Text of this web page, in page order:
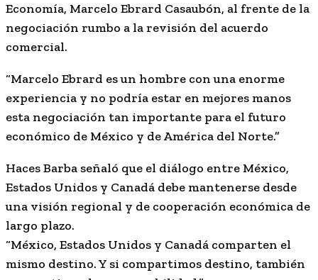
Economía, Marcelo Ebrard Casaubón, al frente de la
negociación rumbo a la revisión del acuerdo
comercial.
“Marcelo Ebrard es un hombre con una enorme
experiencia y no podría estar en mejores manos
esta negociación tan importante para el futuro
económico de México y de América del Norte.”
Haces Barba señaló que el diálogo entre México,
Estados Unidos y Canadá debe mantenerse desde
una visión regional y de cooperación económica de
largo plazo.
“México, Estados Unidos y Canadá comparten el
mismo destino. Y si compartimos destino, también